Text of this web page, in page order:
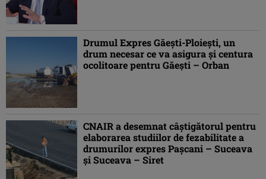
Drumul Expres Găeşti-Ploieşti, un
drum necesar ce va asigura şi centura
ocolitoare pentru Găeşti – Orban
CNAIR a desemnat câștigătorul pentru
elaborarea studiilor de fezabilitate a
drumurilor expres Pașcani – Suceava
și Suceava – Siret